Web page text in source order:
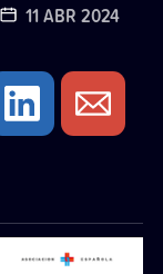
11 ABR 2024